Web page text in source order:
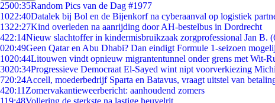
2500:35Random Pics van de Dag #1977
1022:40Datalek bij Bol en de Bijenkorf na cyberaanval op logistiek
1322:27Kind overleden na aanrijding door AH-bestelbus in Dordrecht
422:14Nieuw slachtoffer in kindermisbruikzaak zorgprofessional Jan B.
020:49Geen Qatar en Abu Dhabi? Dan eindigt Formule 1-seizoen
1020:44Litouwen vindt opnieuw migrantentunnel onder grens met Wit-
3020:34Progressieve Democraat El-Sayed wint nipt voorverkiezing
720:24Accell, moederbedrijf Sparta en Batavus, vraagt uitstel van
420:11 Zomervakantieweerbericht: aanhoudend zomers
119:48Vollering de sterkste na lastige heuvelrit